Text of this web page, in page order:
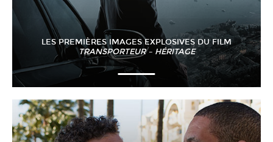
LES PREMIÈRES IMAGES EXPLOSIVES DU FILM
TRANSPORTEUR – HÉRITAGE